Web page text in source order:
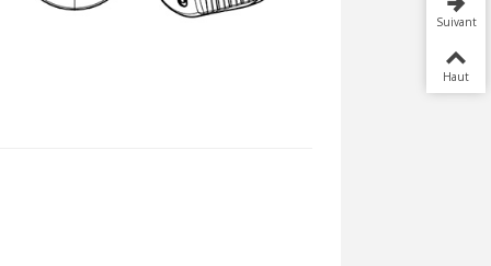
Suivant
Haut